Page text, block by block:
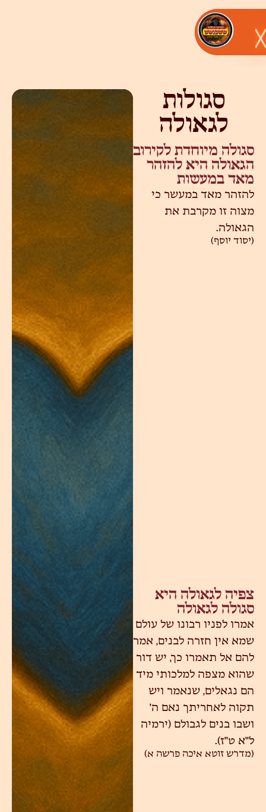
סגולות
לגאולה
סגולה מיוחדת לקירוב
הגאולה היא להזהר
מאד במעשות
להזהר מאד במעשר כי
מצוה זו מקרבת את
הגאולה.
(יסוד יוסף)
צפיה לגאולה היא
סגולה לגאולה
אמרו לפניו רבונו של עולם
שמא אין חזרה לבנים, אמר
להם אל תאמרו כך, יש דור
שהוא מצפה למלכותי מיד
הם נגאלים, שנאמר ויש
תקוה לאחריתך נאם ה'
ושבו בנים לגבולם (ירמיה
ל"א ט"ז).
(מדרש זוטא איכה פרשה א)